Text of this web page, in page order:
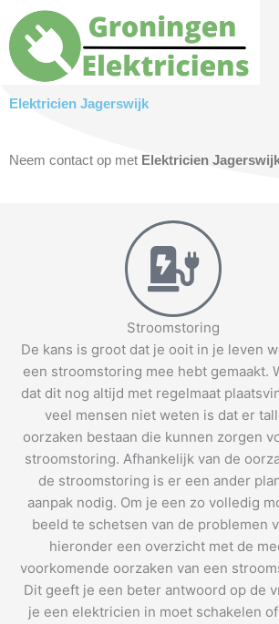
to
content
Elektricien Jagerswijk
Neem contact op met Elektricien
Stroomstoring
De kans is groot dat je ooit in je leven
een stroomstoring mee hebt gemaakt.
dat dit nog altijd met regelmaat
veel mensen niet weten is dat er
oorzaken bestaan die kunnen zorgen
stroomstoring. Afhankelijk van de
de stroomstoring is er een ander
aanpak nodig. Om je een zo volledig
beeld te schetsen van de problemen
hieronder een overzicht met de
voorkomende oorzaken van een
Dit geeft je een beter antwoord op de
je een elektricien in moet schakelen